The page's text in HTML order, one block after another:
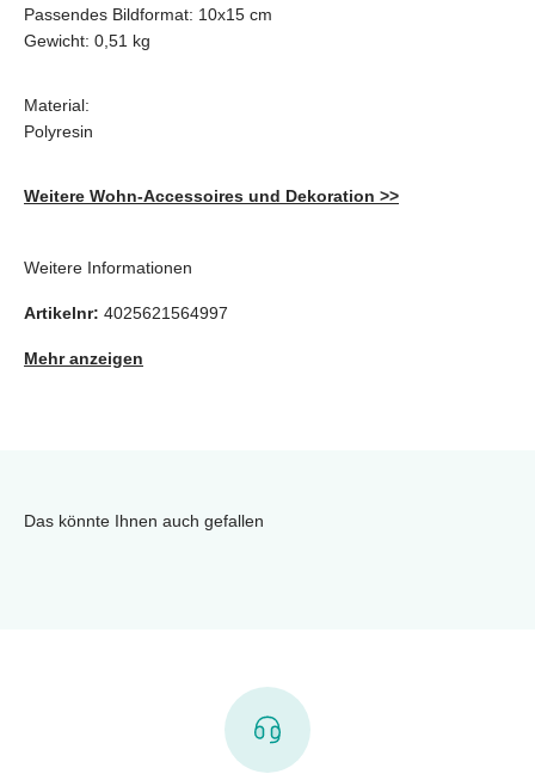
Passendes Bildformat: 10x15 cm
Gewicht: 0,51 kg
Material:
Polyresin
Weitere Wohn-Accessoires und Dekoration >>
Weitere Informationen
Artikelnr: 4025621564997
Mehr anzeigen
Das könnte Ihnen auch gefallen